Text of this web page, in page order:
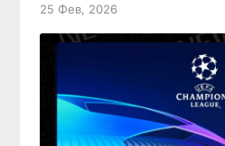
25 Фев, 2026